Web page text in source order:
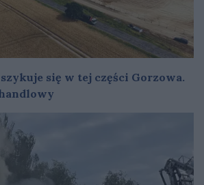
się w tej części Gorzowa.